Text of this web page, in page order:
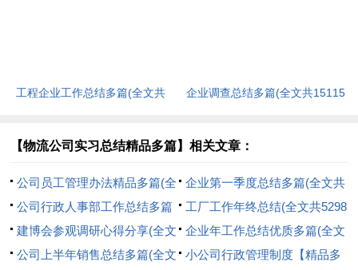
工程企业工作总结多篇(全文共
企业调查总结多篇(全文共15115
【物流公司实习总结精品多篇】相关文章：
公司员工管理办法精品多篇(全
文共11945字)
企业第一季度总结多篇(全文共
5298字)
公司行政人事部工作总结多篇
(全文共38917字)
工厂工作年终总结(全文共5298
字)
建博会参观调研心得分享(全文
共1097字)
企业年工作总结优质多篇(全文
共6415字)
公司上半年销售总结多篇(全文
小公司行政管理制度【精品多